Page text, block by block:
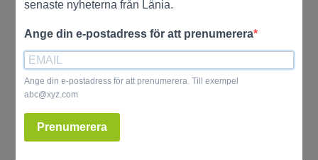
senaste nyheterna från Länia.
Ange din e-postadress för att prenumerera
Ange din e-postadress för att prenumerera. Till exempel
abc@xyz.com
Prenumerera